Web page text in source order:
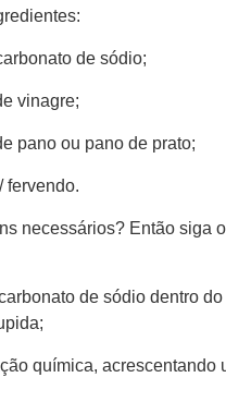
de sódio;
vinagre;
pano ou pano de prato;
fervendo.
necessários? Então siga
de sódio dentro
química, acrescentando